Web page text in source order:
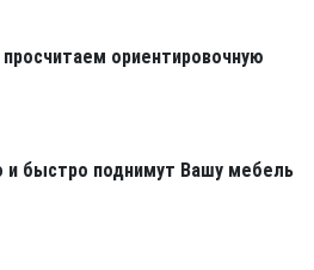
ориентировочную
и быстро поднимут Вашу мебель